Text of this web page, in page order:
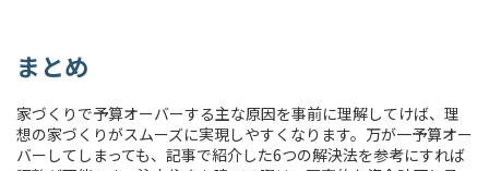
まとめ
家づくりで予算オーバーする主な原因を事前に理解してけば、理
想の家づくりがスムーズに実現しやすくなります。万が一予算オー
バーしてしまっても、記事で紹介した6つの解決法を参考にすれば